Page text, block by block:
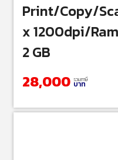
Print/Copy/
x 1200dpi/Ram
2 GB
28,000 รวมภาษี
บาท